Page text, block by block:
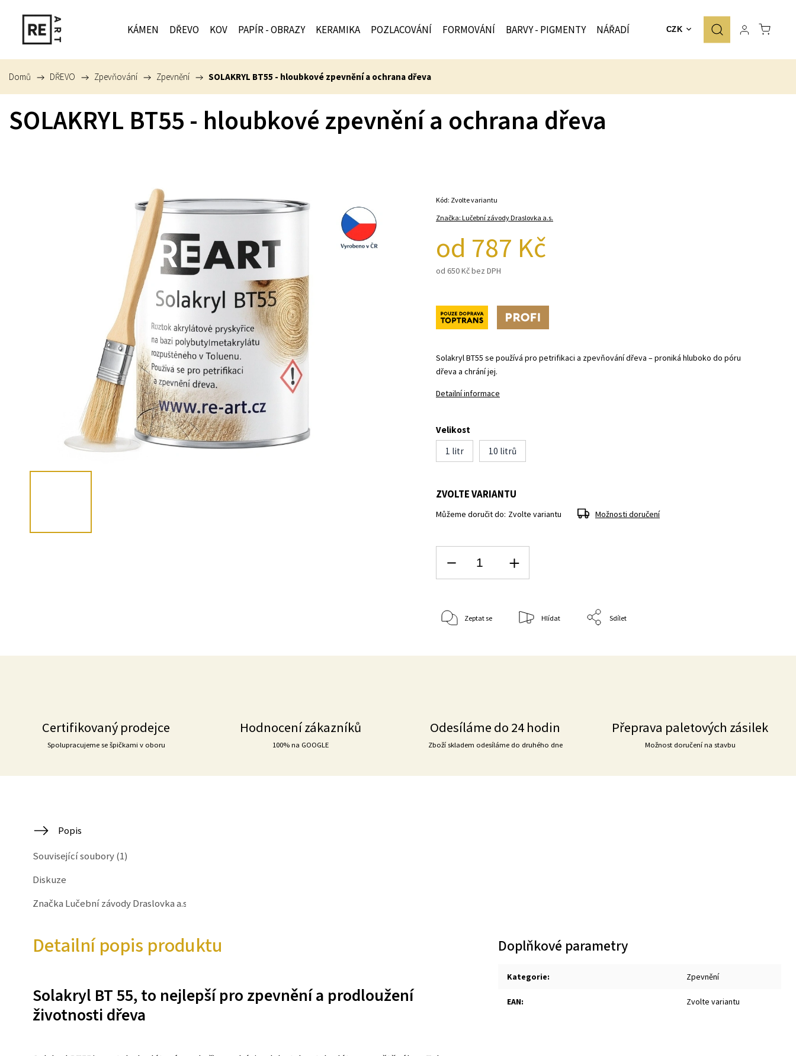
CZK
KÁMEN DŘEVO KOV PAPÍR - OBRAZY KERAMIKA POZLACOVÁNÍ FORMOVÁNÍ BARVY - PIGMENTY NÁŘADÍ ZNAČKY
Domů / DŘEVO / Zpevňování / Zpevnění / SOLAKRYL BT55 - hloubkové zpevnění a ochrana dřeva
SOLAKRYL BT55 - hloubkové zpevnění a ochrana dřeva
Značka: Lučební závody Draslovka a.s.
od 787 Kč
od 650 Kčbez DPH
Kód: Zvolte variantu
Solakryl BT55 se používá pro petrifikaci a zpevňování dřeva – proniká hluboko do póru
dřeva a chrání jej.
Detailní informace
Novinka Tip
Velikost
1 litr
10 litrů
ZVOLTE VARIANTU
Můžeme doručit do: Zvolte variantu Možnosti doručení
Zeptat se Hlídat Sdílet
Certifikovaný prodejce
Spolupracujeme se špičkami v oboru
Hodnocení zákazníků
100% na GOOGLE
Odesíláme do 24 hodin
Zboží skladem odesíláme do druhého dne
Přeprava paletových zásilek
Možnost doručení na stavbu
Popis
Související soubory (1)
Diskuze
Značka Lučební závody Draslovka a.s.
Detailní popis produktu
Solakryl BT 55, to nejlepší pro zpevnění a prodloužení
životnosti dřeva
Doplňkové parametry
Kategorie: Zpevnění
EAN: Zvolte variantu